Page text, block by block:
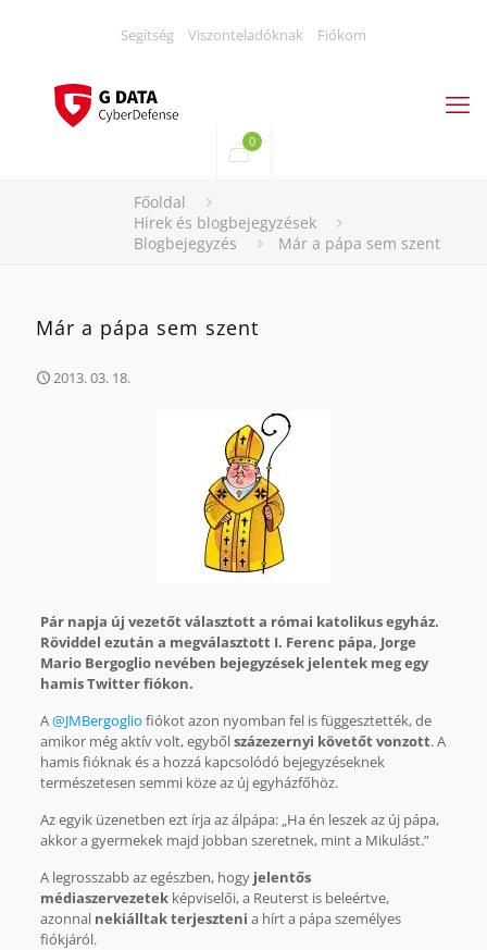
Segítség Viszonteladóknak Fiókom
0
Főoldal
Hírek és blogbejegyzések
Blogbejegyzés
Már a pápa sem szent
Már a pápa sem szent
2013. 03. 18.
Pár napja új vezetőt választott a római katolikus egyház.
Röviddel ezután a megválasztott I. Ferenc pápa, Jorge
Mario Bergoglio nevében bejegyzések jelentek meg egy
hamis Twitter fiókon.
A@JMBergoglio fiókot azon nyomban fel is függesztették, de
amikor még aktív volt, egybőlszázezernyi követőt vonzott. A
hamis fióknak és a hozzá kapcsolódó bejegyzéseknek
természetesen semmi köze az új egyházfőhöz.
Az egyik üzenetben ezt írja az álpápa: „Ha én leszek az új pápa,
akkor a gyermekek majd jobban szeretnek, mint a Mikulást.”
A legrosszabb az egészben, hogy jelentős
médiaszervezetekképviselői, a Reuterst is beleértve,
azonnal nekiálltak terjeszteni a hírt a pápa személyes
fiókjáról.